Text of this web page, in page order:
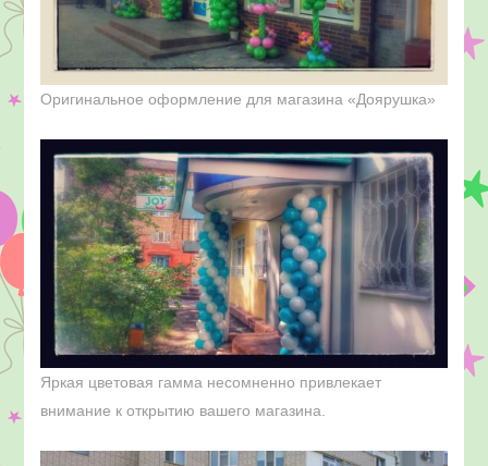
Оригинальное оформление для магазина «Доярушка»
Яркая цветовая гамма несомненно привлекает
внимание к открытию вашего магазина.